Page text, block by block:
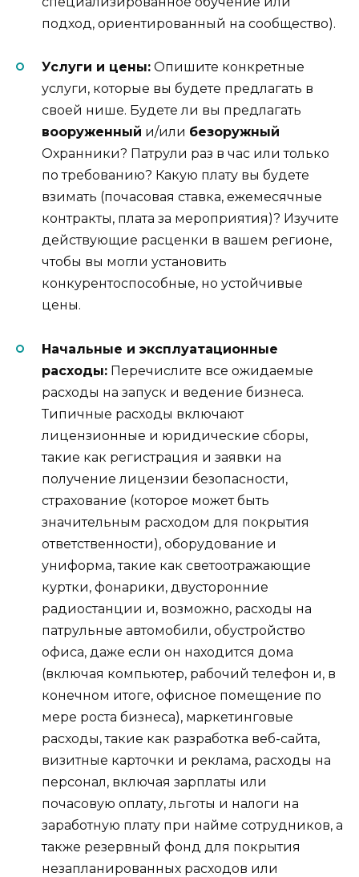
подход, ориентированный на сообщество).
Услуги и цены: Опишите конкретные
услуги, которые вы будете предлагать в
своей нише. Будете ли вы предлагать
вооруженный и/или безоружный
Охранники? Патрули раз в час или только
по требованию? Какую плату вы будете
взимать (почасовая ставка, ежемесячные
контракты, плата за мероприятия)? Изучите
действующие расценки в вашем регионе,
чтобы вы могли установить
конкурентоспособные, но устойчивые
цены.
Начальные и эксплуатационные
расходы: Перечислите все ожидаемые
расходы на запуск и ведение бизнеса.
Типичные расходы включают
лицензионные и юридические сборы,
такие как регистрация и заявки на
получение лицензии безопасности,
страхование (которое может быть
значительным расходом для покрытия
ответственности), оборудование и
униформа, такие как светоотражающие
куртки, фонарики, двусторонние
радиостанции и, возможно, расходы на
патрульные автомобили, обустройство
офиса, даже если он находится дома
(включая компьютер, рабочий телефон и, в
конечном итоге, офисное помещение по
мере роста бизнеса), маркетинговые
расходы, такие как разработка веб-сайта,
визитные карточки и реклама, расходы на
персонал, включая зарплаты или
почасовую оплату, льготы и налоги на
заработную плату при найме сотрудников, а
также резервный фонд для покрытия
незапланированных расходов или